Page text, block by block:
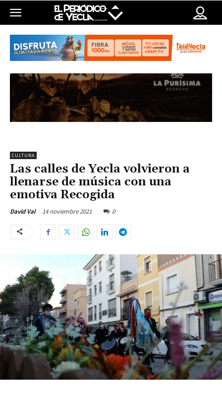
CULTURA
Las calles de Yecla volvieron a
llenarse de música con una
emotiva Recogida
David Val 14 noviembre 2021 0